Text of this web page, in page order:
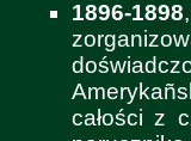
1896-1898
całości z